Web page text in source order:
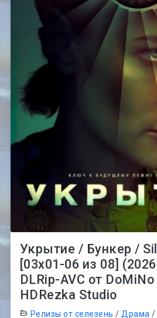
Укрытие / Бункер /
[03х01-06 из 08]
DLRip-AVC от
HDRezka Studio
Релизы от селезень / Драма